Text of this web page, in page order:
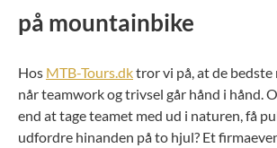
på mountainbike
Hos MTB-Tours.dktror vi på, at de
når teamwork og trivsel går hånd i hånd.
end at tage teamet med ud i naturen, få
udfordre hinanden på to hjul? Et